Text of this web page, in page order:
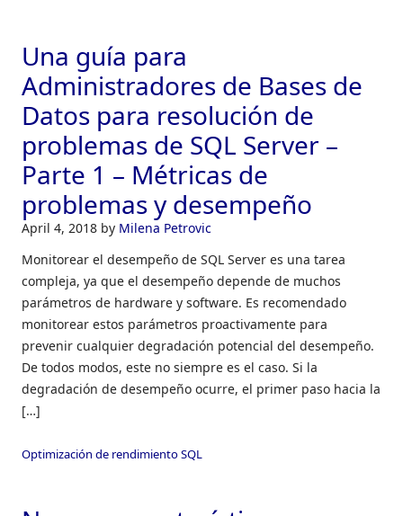
Una guía para
Administradores de Bases de
Datos para resolución de
problemas de SQL Server –
Parte 1 – Métricas de
problemas y desempeño
April 4, 2018 by Milena Petrovic
Monitorear el desempeño de SQL Server es una tarea
compleja, ya que el desempeño depende de muchos
parámetros de hardware y software. Es recomendado
monitorear estos parámetros proactivamente para
prevenir cualquier degradación potencial del desempeño.
De todos modos, este no siempre es el caso. Si la
degradación de desempeño ocurre, el primer paso hacia la
[…]
Optimización de rendimiento SQL